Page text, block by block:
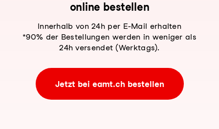
online bestellen
Innerhalb von 24h per E-Mail erhalten
*90% der Bestellungen werden in weniger als
24h versendet (Werktags).
Jetzt bei eamt.ch bestellen